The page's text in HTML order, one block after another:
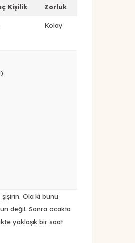
Kişilik Zorluk
Kolay
Ola ki bunu
değil. Sonra ocakta
yaklaşık bir saat